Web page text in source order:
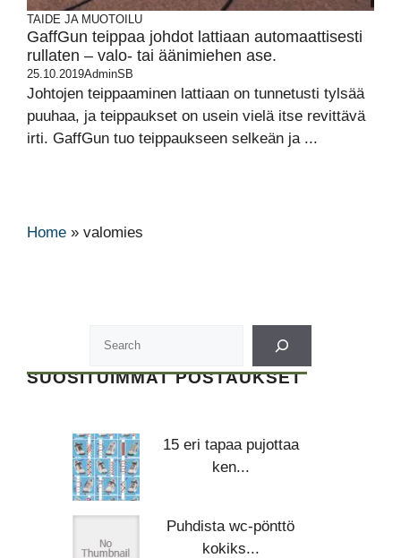
TAIDE JA MUOTOILU
GaffGun teippaa johdot lattiaan automaattisesti
rullaten – valo- tai äänimiehen ase.
25.10.2019AdminSB
Johtojen teippaaminen lattiaan on tunnetusti tylsää
puuhaa, ja teippaukset on usein vielä itse revittävä
irti. GaffGun tuo teippaukseen selkeän ja ...
Home » valomies
SUOSITUIMMAT POSTAUKSET
15 eri tapaa pujottaa
ken...
Puhdista wc-pönttö
kokiks...